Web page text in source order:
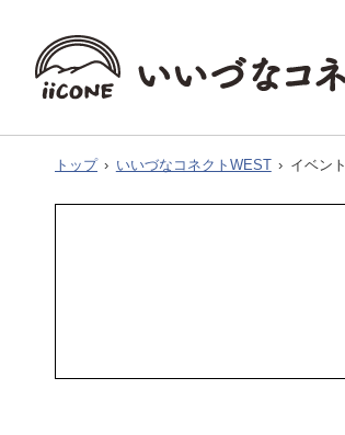
トップ › いいづなコネクトWEST › イベント